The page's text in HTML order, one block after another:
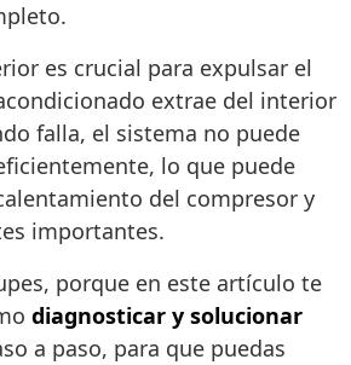
es crucial para expulsar el
extrae del interior
falla, el sistema no puede
lo que puede
del compresor y
importantes.
porque en este artículo te
diagnosticar y solucionar
a paso, para que puedas